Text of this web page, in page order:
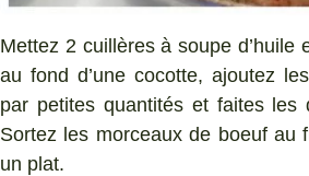
Mettez 2 cuillères à soupe d’huile
au fond d’une cocotte, ajoutez
par petites quantités et faites les
Sortez les morceaux de boeuf au
un plat.